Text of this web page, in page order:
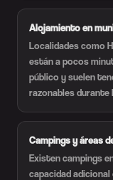
Alojamiento en
Localidades como
están a pocos
público y suelen
razonables durante
Campings y áreas
Existen campings
capacidad